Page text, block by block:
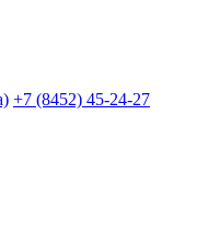
+7 (8452) 45-24-27